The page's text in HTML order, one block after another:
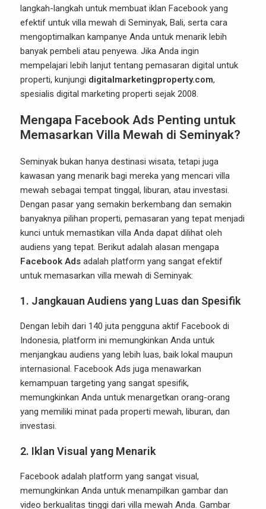
langkah-langkah untuk membuat iklan Facebook yang
efektif untuk villa mewah di Seminyak, Bali, serta cara
mengoptimalkan kampanye Anda untuk menarik lebih
banyak pembeli atau penyewa. Jika Anda ingin
mempelajari lebih lanjut tentang pemasaran digital untuk
properti, kunjungi digitalmarketingproperty.com,
spesialis digital marketing properti sejak 2008.
Mengapa Facebook Ads Penting untuk
Memasarkan Villa Mewah di Seminyak?
Seminyak bukan hanya destinasi wisata, tetapi juga
kawasan yang menarik bagi mereka yang mencari villa
mewah sebagai tempat tinggal, liburan, atau investasi.
Dengan pasar yang semakin berkembang dan semakin
banyaknya pilihan properti, pemasaran yang tepat menjadi
kunci untuk memastikan villa Anda dapat dilihat oleh
audiens yang tepat. Berikut adalah alasan mengapa
Facebook Ads adalah platform yang sangat efektif
untuk memasarkan villa mewah di Seminyak:
1. Jangkauan Audiens yang Luas dan Spesifik
Dengan lebih dari 140 juta pengguna aktif Facebook di
Indonesia, platform ini memungkinkan Anda untuk
menjangkau audiens yang lebih luas, baik lokal maupun
internasional. Facebook Ads juga menawarkan
kemampuan targeting yang sangat spesifik,
memungkinkan Anda untuk menargetkan orang-orang
yang memiliki minat pada properti mewah, liburan, dan
investasi.
2. Iklan Visual yang Menarik
Facebook adalah platform yang sangat visual,
memungkinkan Anda untuk menampilkan gambar dan
video berkualitas tinggi dari villa mewah Anda. Gambar